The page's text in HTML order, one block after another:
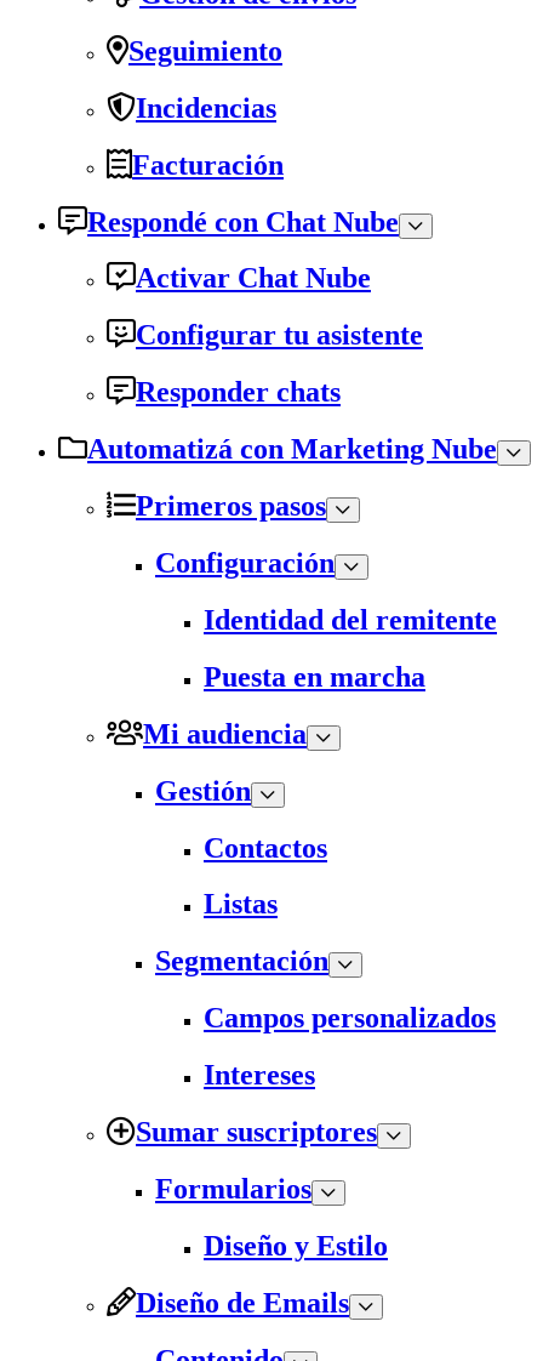
Seguimiento
Incidencias
Facturación
Respondé con Chat Nube
Activar Chat Nube
Configurar tu asistente
Responder chats
Automatizá con Marketing Nube
Primeros pasos
Configuración
Identidad del remitente
Puesta en marcha
Mi audiencia
Gestión
Contactos
Listas
Segmentación
Campos personalizados
Intereses
Sumar suscriptores
Formularios
Diseño y Estilo
Diseño de Emails